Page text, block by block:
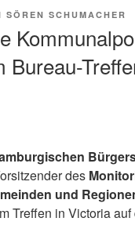
SÖREN SCHUMACHER
Bureau-
des
und
Treffen in Victoria